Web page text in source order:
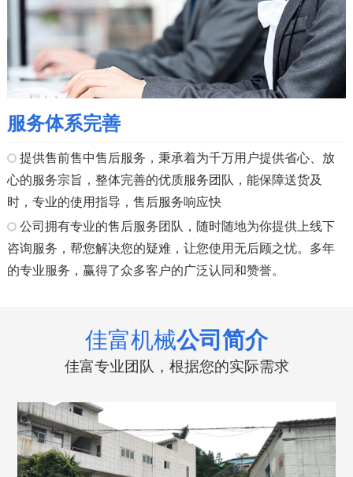
服务体系完善
提供售前售中售后服务，秉承着为千万用户提供省心、放
心的服务宗旨，整体完善的优质服务团队，能保障送货及
时，专业的使用指导，售后服务响应快
公司拥有专业的售后服务团队，随时随地为你提供上线下
咨询服务，帮您解决您的疑难，让您使用无后顾之忧。多年
的专业服务，赢得了众多客户的广泛认同和赞誉。
佳富机械公司简介
佳富专业团队，根据您的实际需求